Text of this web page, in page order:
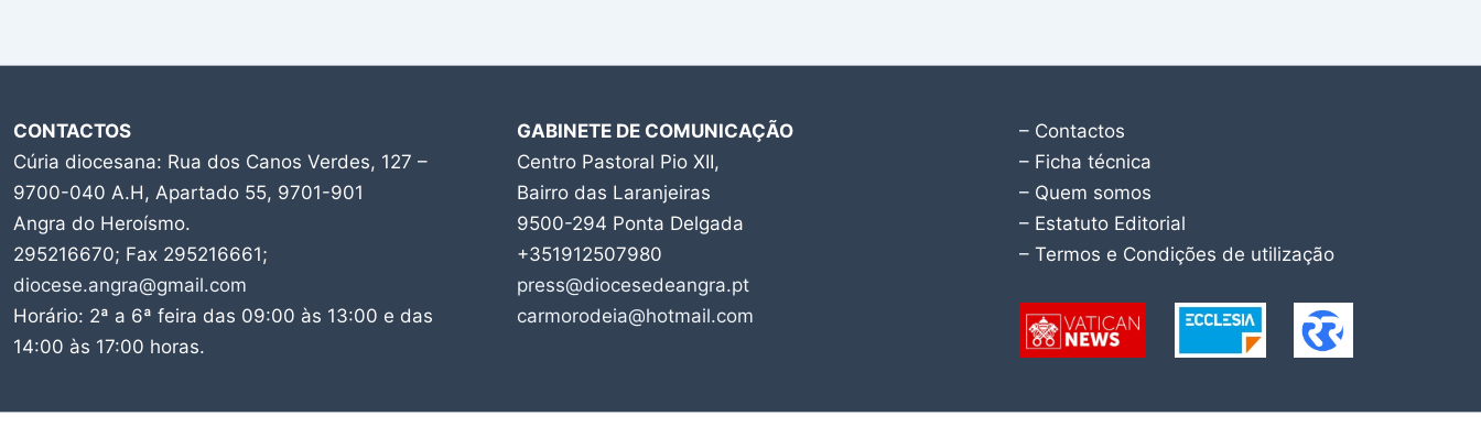
CONTACTOS
Cúria diocesana: Rua dos Canos Verdes, 127 –
9700-040 A.H, Apartado 55, 9701-901
Angra do Heroísmo.
295216670; Fax 295216661;
diocese.angra@gmail.com
Horário: 2ª a 6ª feira das 09:00 às 13:00 e das
14:00 às 17:00 horas.
GABINETE DE COMUNICAÇÃO
Centro Pastoral Pio XII,
Bairro das Laranjeiras
9500-294 Ponta Delgada
+351912507980
press@diocesedeangra.pt
carmorodeia@hotmail.com
– Contactos
– Ficha técnica
– Quem somos
– Estatuto Editorial
– Termos e Condições de utilização